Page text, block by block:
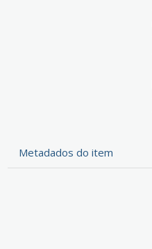
Metadados do item